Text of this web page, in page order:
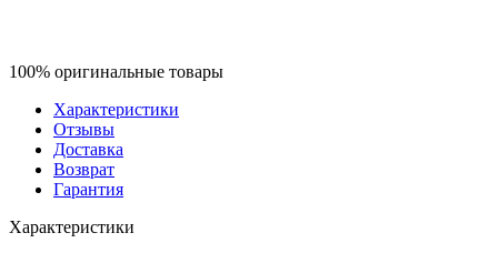
100% оригинальные товары
Характеристики
Отзывы
Доставка
Возврат
Гарантия
Характеристики